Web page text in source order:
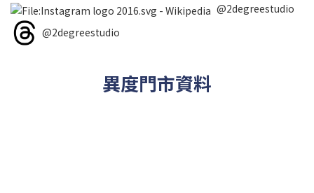
@2degreestudio
@2degreestudio
異度門市資料